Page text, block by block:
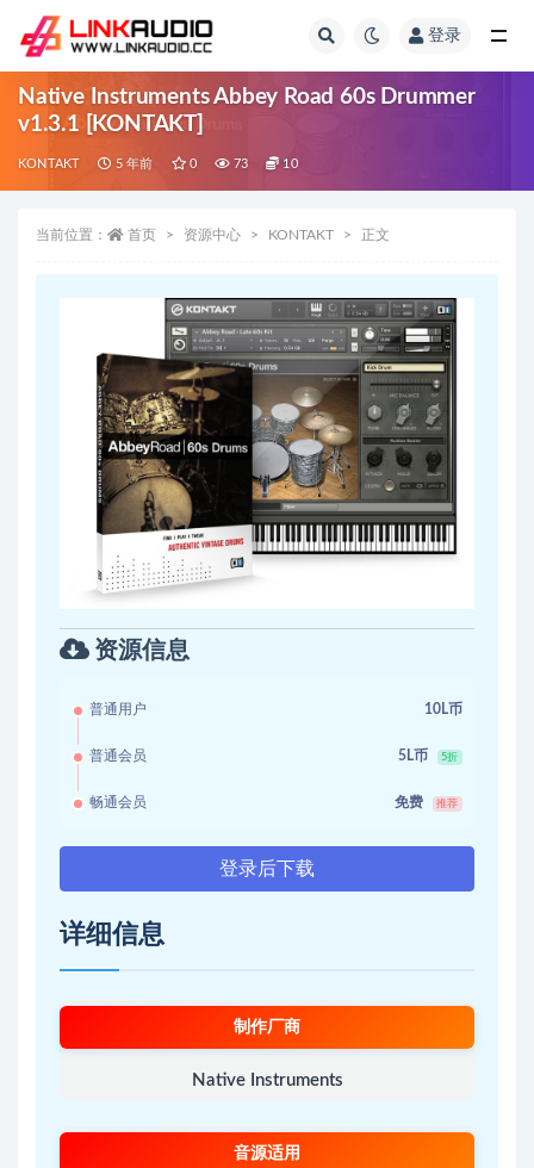
登录
Native Instruments Abbey Road 60s Drummer
v1.3.1 [KONTAKT]
KONTAKT 5 年前 0 73 10
当前位置： 首页 资源中心 KONTAKT 正文
资源信息
普通用户 10L币
普通会员 5L币 5折
畅通会员 免费 推荐
登录后下载
详细信息
制作厂商
Native Instruments
音源适用